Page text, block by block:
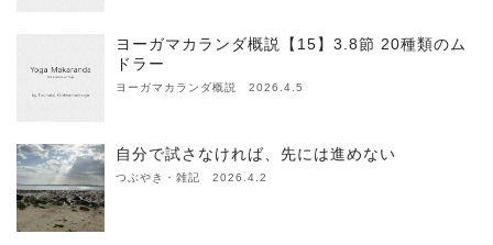
ヨーガマカランダ概説【15】3.8節 20種類のム
ドラー
ヨーガマカランダ概説 2026.4.5
自分で試さなければ、先には進めない
つぶやき・雑記 2026.4.2